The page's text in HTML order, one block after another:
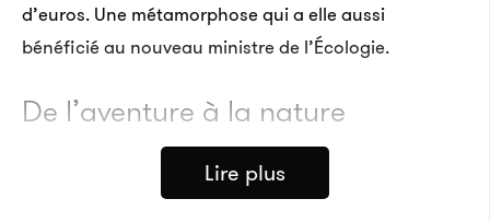
d’euros. Une métamorphose qui a elle aussi
bénéficié au nouveau ministre de l’Écologie.
De l’aventure à la nature
Diffusée pour la première fois le 17 septembre 1987,
Lire plus